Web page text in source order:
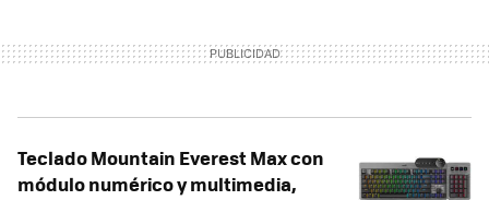
Teclado Mountain Everest Max con
módulo numérico y multimedia,